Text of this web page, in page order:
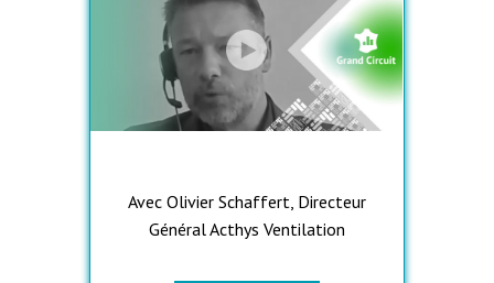
Avec Olivier Schaffert, Directeur
Général Acthys Ventilation